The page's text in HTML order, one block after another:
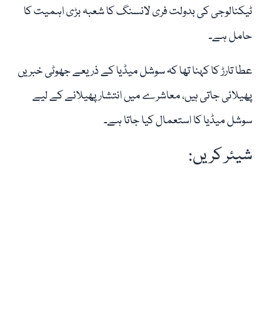
ٹیکنالوجی کی بدولت فری لانسنگ کا شعبہ بڑی اہمیت کا
حامل ہے۔
عطا تارڑ کا کہنا تھا کہ سوشل میڈیا کے ذریعے جھوٹی خبریں
پھیلائی جاتی ہیں، معاشرے میں انتشار پھیلانے کے لیے
سوشل میڈیا کا استعمال کیا جاتا ہے۔
شیئر کریں: